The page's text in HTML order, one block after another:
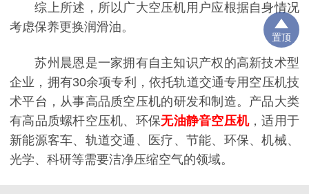
综上所述，所以广大空压机用户应根据自身情况
考虑保养更换润滑油。
苏州晨恩是一家拥有自主知识产权的高新技术型
企业，拥有30余项专利，依托轨道交通专用空压机技
术平台，从事高品质空压机的研发和制造。产品大类
有高品质螺杆空压机、环保无油静音空压机，适用于
新能源客车、轨道交通、医疗、节能、环保、机械、
光学、科研等需要洁净压缩空气的领域。
置顶